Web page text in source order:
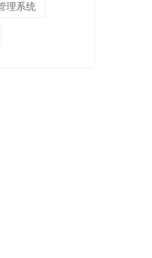
理系统